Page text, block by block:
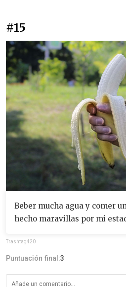
#15
Beber mucha agua y comer
hecho maravillas por mi
Trashtag420
Puntuación final:3